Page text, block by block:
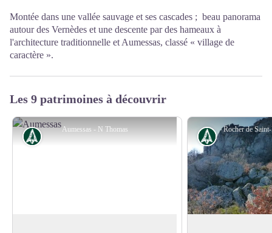
Montée dans une vallée sauvage et ses cascades ; beau panorama
autour des Vernèdes et une descente par des hameaux à
l'architecture traditionnelle et Aumessas, classé « village de
caractère ».
Les 9 patrimoines à découvrir
Aumessas - N Thomas
Histoire Histoire